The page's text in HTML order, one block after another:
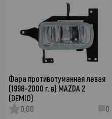
Фара противотуманная левая
(1998-2000 г. в) MAZDA 2
(DEMIO)
0,00
0